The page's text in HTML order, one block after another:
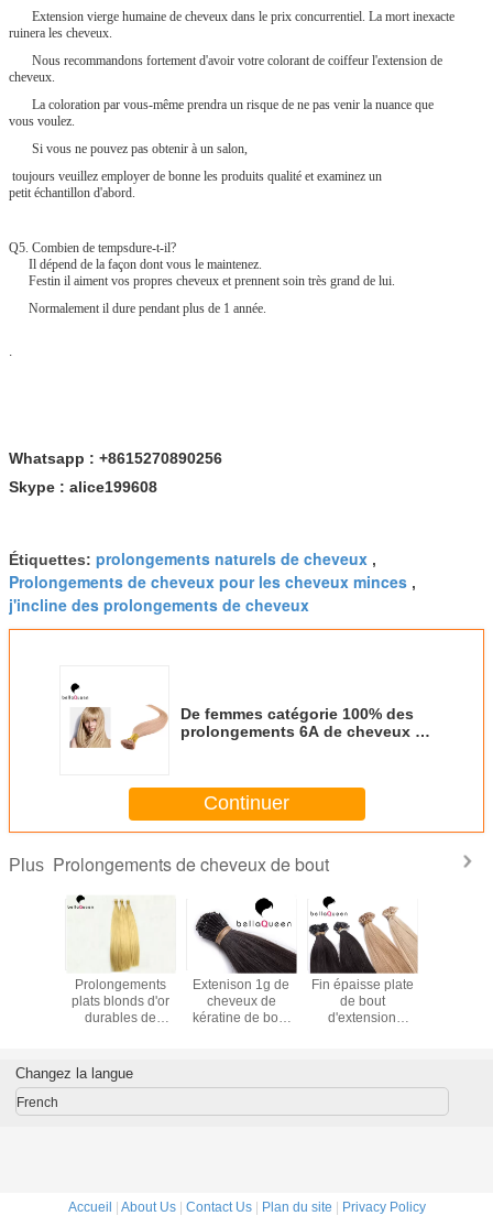
Extension vierge humaine de cheveux dans le prix concurrentiel. La mort inexacte
ruinera les cheveux.
Nous recommandons fortement d'avoir votre colorant de coiffeur l'extension de
cheveux.
La coloration par vous-même prendra un risque de ne pas venir la nuance que
vous voulez.
Si vous ne pouvez pas obtenir à un salon,
toujours veuillez employer de bonne les produits qualité et examinez un
petit échantillon d'abord.
Q5. Combien de tempsdure-t-il?
Il dépend de la façon dont vous le maintenez.
Festin il aiment vos propres cheveux et prennent soin très grand de lui.
Normalement il dure pendant plus de 1 année.
.
Whatsapp : +8615270890256
Skype : alice199608
Étiquettes: prolongements naturels de cheveux ,
Prolongements de cheveux pour les cheveux minces ,
j'incline des prolongements de cheveux
De femmes catégorie 100% des
prolongements 6A de cheveux de
Continuer
Plus Prolongements de cheveux de bout
paquet
Prolongements
plats blonds d'or
durables de
pleine fin
Extenison 1g de
cheveux de
kératine de bout
Fin épaisse plate
de bout
d'extension
d'ongle
Changez la langue
French
Accueil | About Us| Contact Us| Plan du site | Privacy Policy